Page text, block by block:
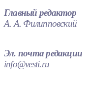
Главный редактор
А. А. Филипповский
Эл. почта редакции
info@vesti.ru